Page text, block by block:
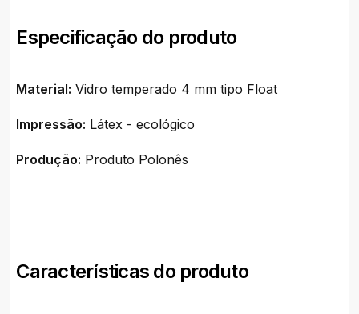
Especificação do produto
Material: Vidro temperado 4 mm tipo Float
Impressão: Látex - ecológico
Produção: Produto Polonês
Características do produto